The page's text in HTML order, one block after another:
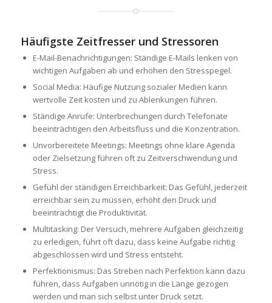
Häufigste Zeitfresser und Stressoren
E-Mail-Benachrichtigungen: Ständige E-Mails lenken von
wichtigen Aufgaben ab und erhöhen den Stresspegel.
Social Media: Häufige Nutzung sozialer Medien kann
wertvolle Zeit kosten und zu Ablenkungen führen.
Ständige Anrufe: Unterbrechungen durch Telefonate
beeinträchtigen den Arbeitsfluss und die Konzentration.
Unvorbereitete Meetings: Meetings ohne klare Agenda
oder Zielsetzung führen oft zu Zeitverschwendung und
Stress.
Gefühl der ständigen Erreichbarkeit: Das Gefühl, jederzeit
erreichbar sein zu müssen, erhöht den Druck und
beeinträchtigt die Produktivität.
Multitasking: Der Versuch, mehrere Aufgaben gleichzeitig
zu erledigen, führt oft dazu, dass keine Aufgabe richtig
abgeschlossen wird und Stress entsteht.
Perfektionismus: Das Streben nach Perfektion kann dazu
führen, dass Aufgaben unnötig in die Länge gezogen
werden und man sich selbst unter Druck setzt.